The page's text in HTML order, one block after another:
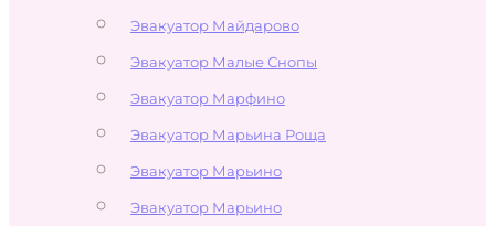
Эвакуатор Майдарово
Эвакуатор Малые Снопы
Эвакуатор Марфино
Эвакуатор Марьина Роща
Эвакуатор Марьино
Эвакуатор Марьино